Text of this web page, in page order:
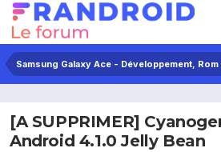
Samsung Galaxy Ace - Développement, Rom
[A SUPPRIMER]
Android 4.1.0 Jelly Bean